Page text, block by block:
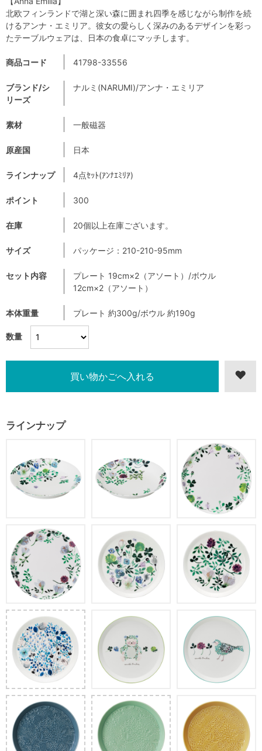
数量
商品コード 41798-33556
ブランド/シ
リーズ
ナルミ(NARUMI)/アンナ・エミリア
素材 一般磁器
原産国 日本
ラインナップ 4点ｾｯﾄ(ｱﾝﾅｴﾐﾘｱ)
ポイント 300
在庫 20個以上在庫ございます。
サイズ パッケージ：210-210-95mm
セット内容
プレート 19cm×2（アソート）/ボウル
12cm×2（アソート）
本体重量 プレート 約300g/ボウル 約190g
ラインナップ
北欧フィンランドで湖と深い森に囲まれ四季を感じながら制作を続
けるアンナ・エミリア。彼女の愛らしく深みのあるデザインを彩っ
たテーブルウェアは、日本の食卓にマッチします。